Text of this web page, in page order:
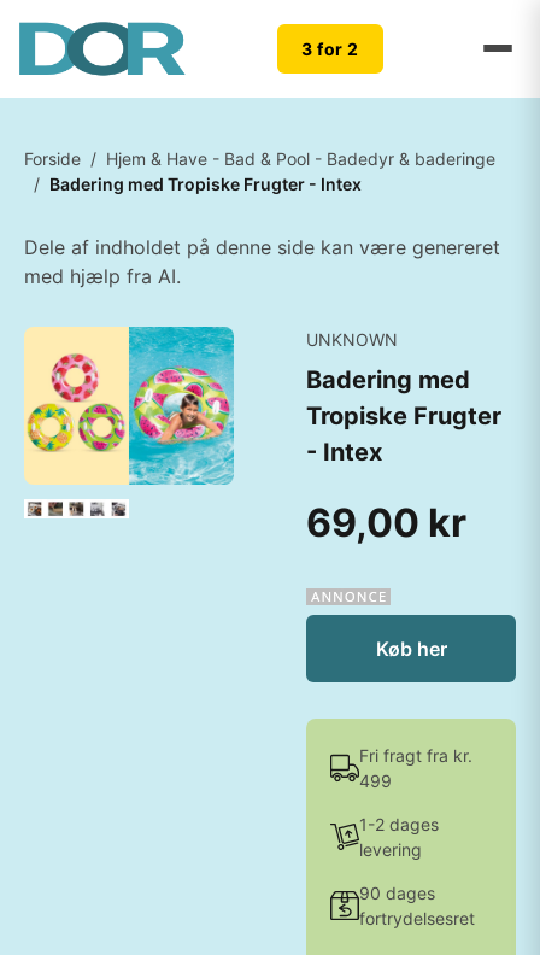
3 for 2
Forside / Hjem & Have - Bad & Pool - Badedyr & baderinge
/ Badering med Tropiske Frugter - Intex
Dele af indholdet på denne side kan være genereret
med hjælp fra AI.
UNKNOWN
Badering med
Tropiske Frugter
- Intex
69,00 kr
Køb her
Fri fragt fra kr.
499
1-2 dages
levering
90 dages
fortrydelsesret